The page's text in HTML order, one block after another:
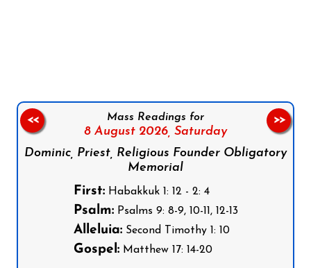
Mass Readings for
8 August 2026, Saturday
Dominic, Priest, Religious Founder Obligatory
Memorial
First:Habakkuk 1: 12 - 2: 4
Psalm:Psalms 9: 8-9, 10-11, 12-13
Alleluia:Second Timothy 1: 10
Gospel:Matthew 17: 14-20
<< >>